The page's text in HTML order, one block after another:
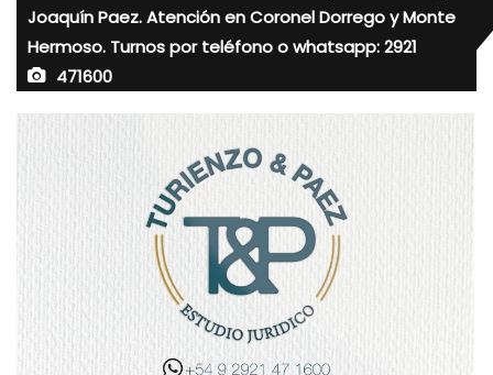
Joaquín Paez. Atención en Coronel Dorrego y Monte
Hermoso. Turnos por teléfono o whatsapp: 2921
471600